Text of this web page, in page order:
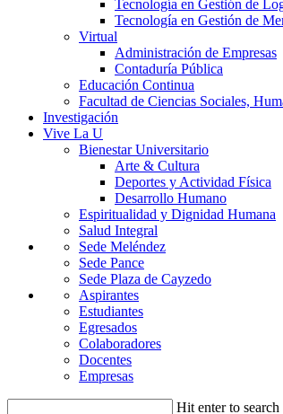
Tecnología en Gestión de
Tecnología en Gestión de
Virtual
Administración de Empresas
Contaduría Pública
Educación Continua
Facultad de Ciencias Sociales,
Investigación
Vive La U
Bienestar Universitario
Arte & Cultura
Deportes y Actividad Física
Desarrollo Humano
Espiritualidad y Dignidad Humana
Salud Integral
Sede Meléndez
Sede Pance
Sede Plaza de Cayzedo
Aspirantes
Estudiantes
Egresados
Colaboradores
Docentes
Empresas
Hit enter to